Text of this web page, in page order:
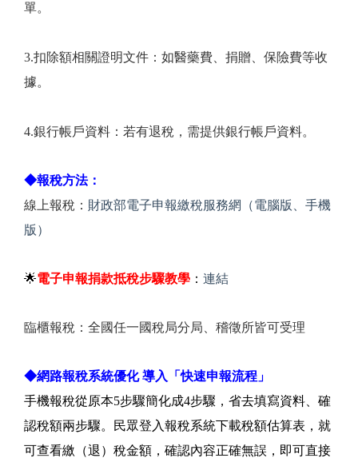
單。
3.扣除額相關證明文件：如醫藥費、捐贈、保險費等收
據。
4.銀行帳戶資料：若有退稅，需提供銀行帳戶資料。
◆報稅方法：
線上報稅： 財政部電子申報繳稅服務網（電腦版、手機
版）
🌟電子申報捐款抵稅步驟教學 ： 連結
臨櫃報稅：全國任一國稅局分局、稽徵所皆可受理
◆網路報稅系統優化 導入「快速申報流程」
手機報稅從原本5步驟簡化成4步驟，省去填寫資料、確
認稅額兩步驟。民眾登入報稅系統下載稅額估算表，就
可查看繳（退）稅金額，確認內容正確無誤，即可直接